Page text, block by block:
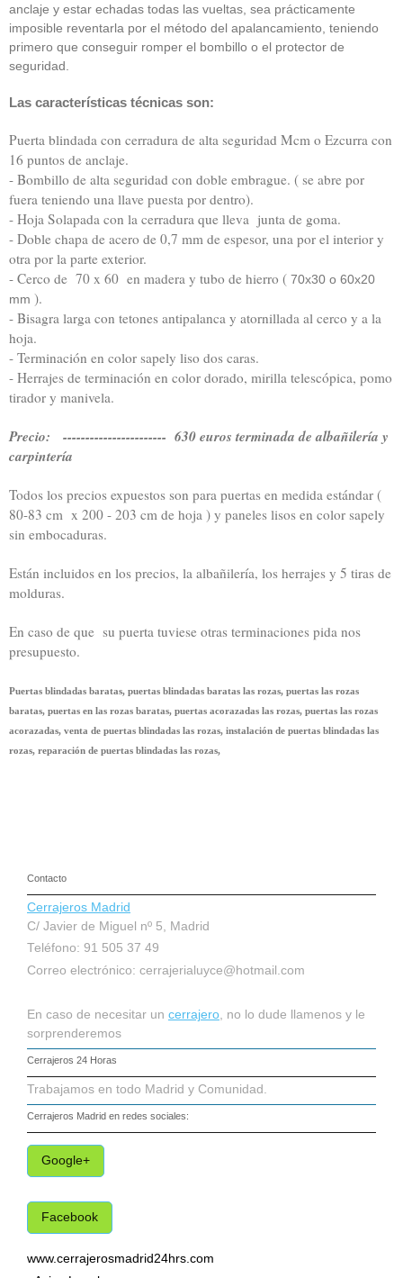
anclaje y estar echadas todas las vueltas, sea prácticamente
imposible reventarla por el método del apalancamiento, teniendo
primero que conseguir romper el bombillo o el protector de
seguridad.
Las características técnicas son:
Puerta blindada con cerradura de alta seguridad Mcm o Ezcurra con
16 puntos de anclaje.
- Bombillo de alta seguridad con doble embrague. ( se abre por
fuera teniendo una llave puesta por dentro).
- Hoja Solapada con la cerradura que lleva junta de goma.
- Doble chapa de acero de 0,7 mm de espesor, una por el interior y
otra por la parte exterior.
- Cerco de 70 x 60 en madera y tubo de hierro ( 70x30 o 60x20
mm ).
- Bisagra larga con tetones antipalanca y atornillada al cerco y a la
hoja.
- Terminación en color sapely liso dos caras.
- Herrajes de terminación en color dorado, mirilla telescópica, pomo
tirador y manivela.
Precio: ----------------------- 630 euros terminada de albañilería y
carpintería
Todos los precios expuestos son para puertas en medida estándar (
80-83 cm x 200 - 203 cm de hoja ) y paneles lisos en color sapely
sin embocaduras.
Están incluidos en los precios, la albañilería, los herrajes y 5 tiras de
molduras.
En caso de que su puerta tuviese otras terminaciones pida nos
presupuesto.
Puertas blindadas baratas, puertas blindadas baratas las rozas, puertas las rozas
baratas, puertas en las rozas baratas, puertas acorazadas las rozas, puertas las rozas
acorazadas, venta de puertas blindadas las rozas, instalación de puertas blindadas las
rozas, reparación de puertas blindadas las rozas,
Contacto
Cerrajeros Madrid
C/ Javier de Miguel nº 5, Madrid
Teléfono: 91 505 37 49
Correo electrónico: cerrajerialuyce@hotmail.com
En caso de necesitar un cerrajero , no lo dude llamenos y le
sorprenderemos
Cerrajeros 24 Horas
Trabajamos en todo Madrid y Comunidad.
Cerrajeros Madrid en redes sociales:
Google+
Facebook
www.cerrajerosmadrid24hrs.com